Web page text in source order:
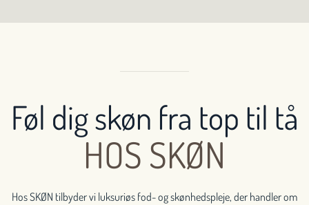
Føl dig skøn fra top til tå
HOS SKØN
Hos SKØN tilbyder vi luksuriøs fod- og skønhedspleje, der handler om